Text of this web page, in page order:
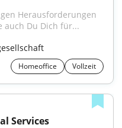
Herausforderungen
auch Du Dich für...
Homeoffice Vollzeit
Services